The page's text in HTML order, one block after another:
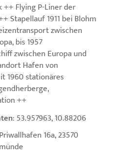
Flying P-Liner der
Stapellauf 1911 bei Blohm
zwischen
bis 1957
zwischen Europa und
Hafen von
1960 stationäres
++
: 53.957963, 10.88206
16a, 23570